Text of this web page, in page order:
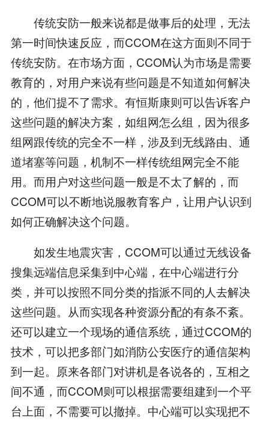
传统安防一般来说都是做事后的处理，无法
第一时间快速反应，而CCOM在这方面则不同于
传统安防。在市场方面，CCOM认为市场是需要
教育的，对用户来说有些问题是不知道如何解决
的，他们提不了需求。有恒斯康则可以告诉客户
这些问题的解决方案，如组网怎么组，因为很多
组网跟传统的完全不一样，涉及到无线路由、通
道堵塞等问题，机制不一样传统组网完全不能
用。而用户对这些问题一般是不太了解的，而
CCOM可以不断地说服教育客户，让用户认识到
如何正确解决这个问题。
如发生地震灾害，CCOM可以通过无线设备
搜集远端信息采集到中心端，在中心端进行分
类，并可以按照不同分类的指派不同的人去解决
这些问题。从而实现各种资源分配的有条不紊。
还可以建立一个现场的通信系统，通过CCOM的
技术，可以把多部门如消防公安医疗的通信架构
到一起。原来各部门对讲机是各说各的，互相之
间不通，而CCOM则可以根据需要组建到一个平
台上面，不需要可以撤掉。中心端可以实现把不